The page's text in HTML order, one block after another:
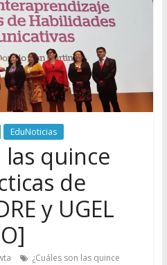
EduNoticias
las quince
de
y UGEL
¿Cuáles son las quince